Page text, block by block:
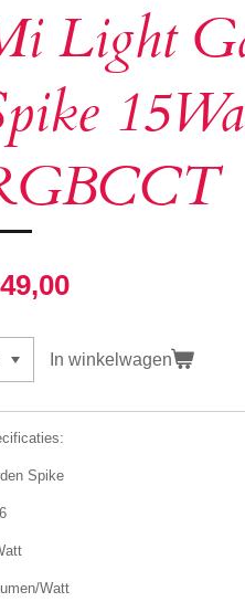
Light
In winkelwagen
Spike
Watt